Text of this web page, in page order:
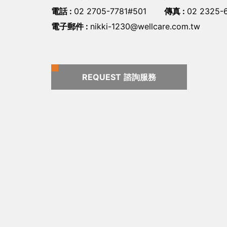
電話 : 02 2705-7781#501 傳真 : 02 2325-
電子郵件 : nikki-1230@wellcare.com.tw
REQUEST 諮詢服務